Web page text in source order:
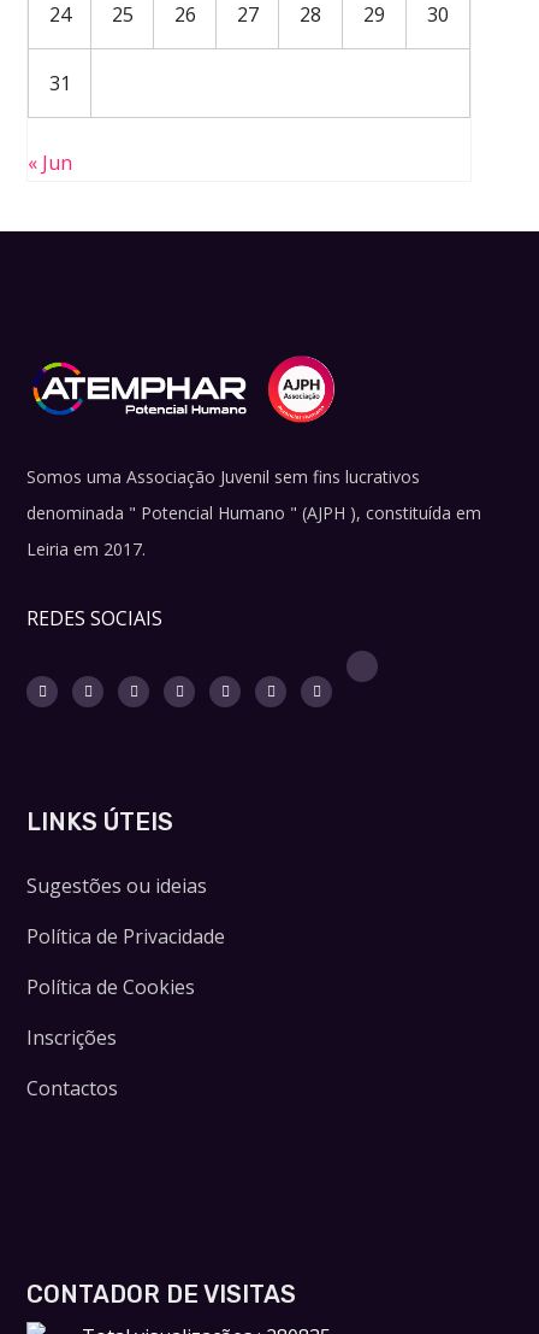
24 25 26 27 28 29 30
31
« Jun
Somos uma Associação Juvenil sem fins lucrativos
denominada " Potencial Humano " (AJPH ), constituída em
Leiria em 2017.
REDES SOCIAIS
LINKS ÚTEIS
Sugestões ou ideias
Política de Privacidade
Política de Cookies
Inscrições
Contactos
CONTADOR DE VISITAS